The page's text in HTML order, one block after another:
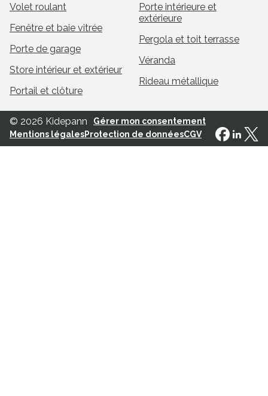
Volet roulant
Fenêtre et baie vitrée
Porte de garage
Store intérieur et extérieur
Portail et clôture
Porte intérieure et
extérieure
Pergola et toit terrasse
Véranda
Rideau métallique
© 2026 Kidepann
Gérer mon consentement
Mentions légalesProtection de donnéesCGV